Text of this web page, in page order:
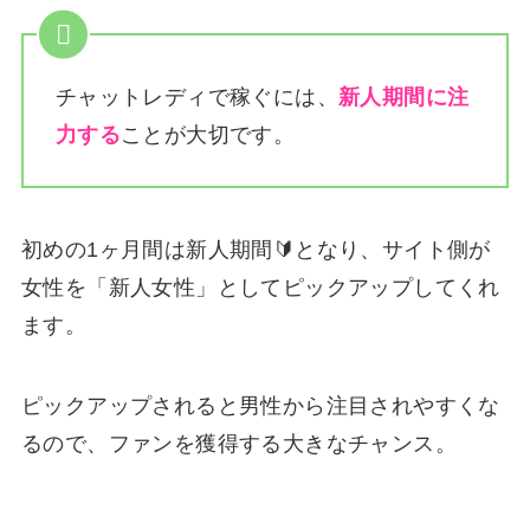
チャットレディで稼ぐには、新人期間に注
力することが大切です。
初めの1ヶ月間は新人期間🔰となり、サイト側が
女性を「新人女性」としてピックアップしてくれ
ます。
ピックアップされると男性から注目されやすくな
るので、ファンを獲得する大きなチャンス。